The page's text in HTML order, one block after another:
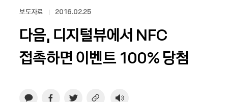
보도자료 2016.02.25
다음, 디지털뷰에서 NFC
접촉하면 이벤트 100% 당첨